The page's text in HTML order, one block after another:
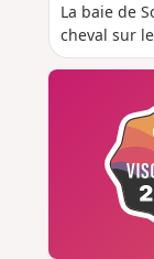
La baie de
cheval sur